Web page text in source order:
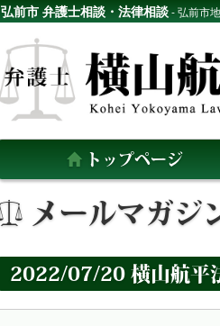
弘前市 弁護士相談・法律相談- 弘前市
トップページ
メールマガジ
2022/07/20 横山航平